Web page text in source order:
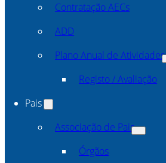
Contratação AECs
ADD
Plano Anual de Atividades
Registo / Avaliação
Pais
Associação de Pais
Órgãos